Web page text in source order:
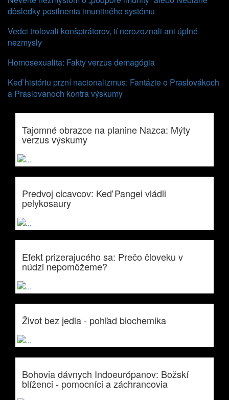
dôsledky posilnenia imunitného systému
Vedci trolovali konšpirátorov, tí nerozoznali ani úplné
nezmysly
Homosexualita: Fakty verzus demagógia
Keď históriu przní nacionalizmus: Fantázie o Praslovákoch
a Praslovanoch kontra výskumy
Tajomné obrazce na planine Nazca: Mýty
verzus výskumy
Predvoj cicavcov: Keď Pangei vládli
pelykosaury
Efekt prizerajucého sa: Prečo človeku v
núdzi nepomôžeme?
Život bez jedla - pohľad biochemika
Bohovia dávnych Indoeurópanov: Božskí
blíženci - pomocníci a záchrancovia